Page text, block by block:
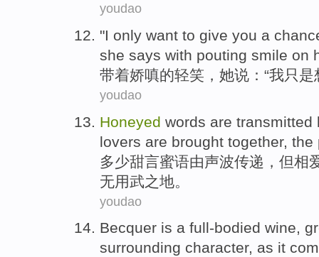
youdao
"I only want to give you a
she says with pouting smile on
带着娇嗔的轻笑， 她说：“我只是
youdao
Honeyed words are transmitted
lovers are brought together, the
多少甜言蜜语由声波传递， 但相
无用武之地。
youdao
Becquer is a full-bodied wine,
surrounding character, as it